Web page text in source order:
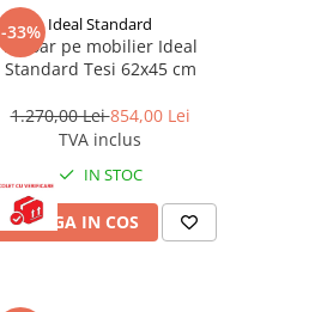
-33% Ideal Standard
Lavoar pe mobilier Ideal
Standard Tesi 62x45 cm
1.270,00 Lei854,00 Lei
TVA inclus
IN STOC
ADAUGA IN COS